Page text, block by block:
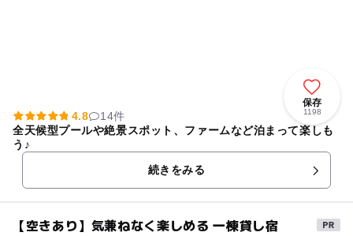
保存
1198
4.8
14件
全天候型プールや絶景スポット、ファームなど泊まって楽しも
う♪
続きをみる
【空きあり】気兼ねなく楽しめる 一棟貸し宿